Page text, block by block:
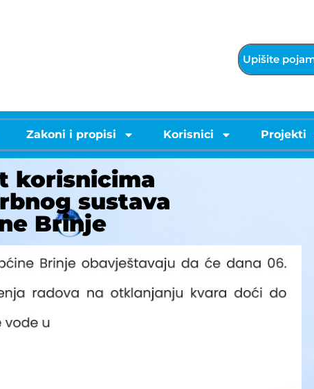
Zakoni i propisi Korisnici Projekti
korisnicima
sustava
Brinje